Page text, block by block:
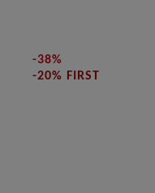
-38%
-20% FIRST